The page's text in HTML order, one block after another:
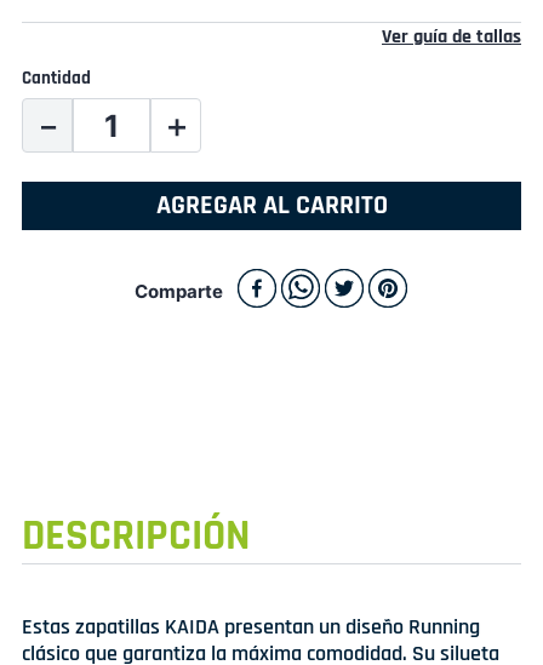
Ver guía de tallas
Cantidad
＋
－
AGREGAR AL CARRITO
Comparte
DESCRIPCIÓN
Estas zapatillas KAIDA presentan un diseño Running
clásico que garantiza la máxima comodidad. Su silueta